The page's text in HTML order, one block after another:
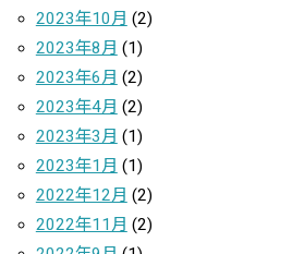
2023年10月 (2)
2023年8月 (1)
2023年6月 (2)
2023年4月 (2)
2023年3月 (1)
2023年1月 (1)
2022年12月 (2)
2022年11月 (2)